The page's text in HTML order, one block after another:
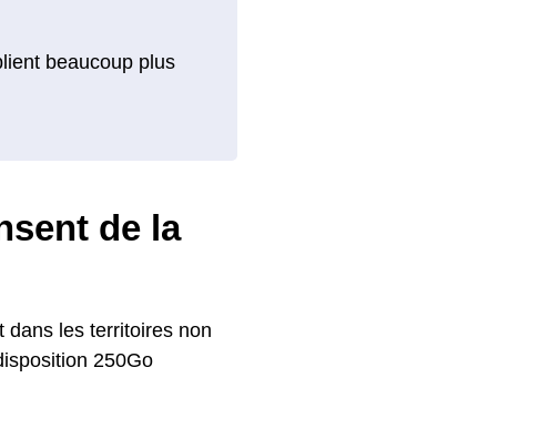
beaucoup plus
de la
dans les territoires non
250Go